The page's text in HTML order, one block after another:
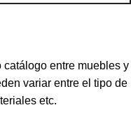
entre muebles y
variar entre el tipo de
etc.